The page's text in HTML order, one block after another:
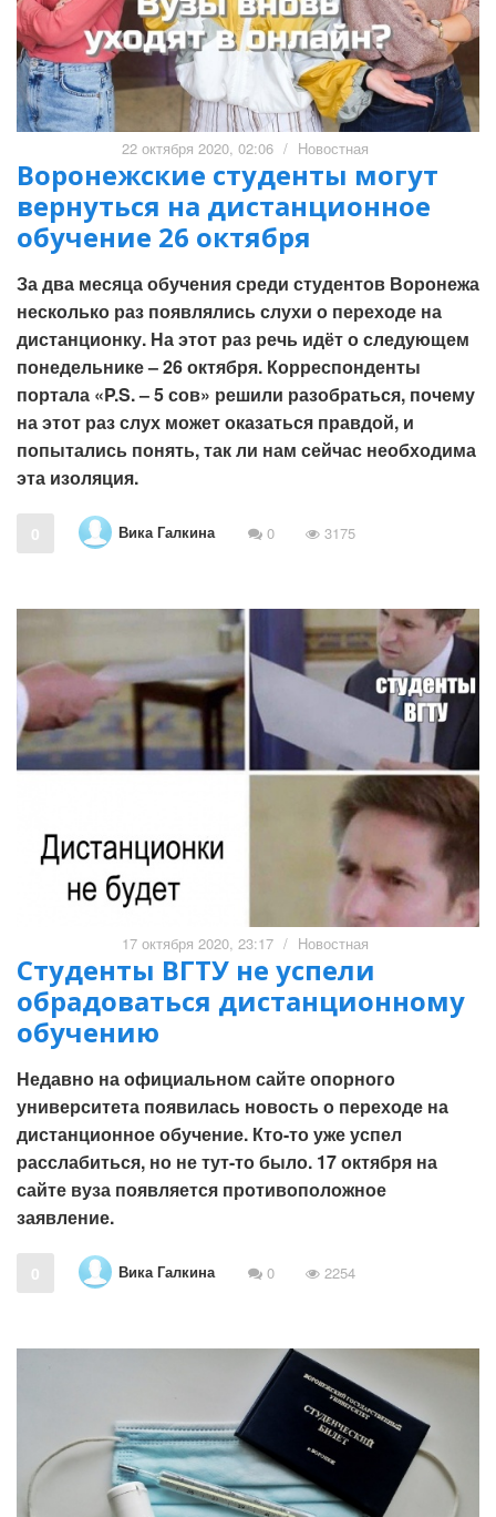
22 октября 2020, 02:06 / Новостная
Воронежские студенты могут
вернуться на дистанционное
обучение 26 октября
За два месяца обучения среди студентов Воронежа
несколько раз появлялись слухи о переходе на
дистанционку. На этот раз речь идёт о следующем
понедельнике – 26 октября. Корреспонденты
портала «P.S. – 5 сов» решили разобраться, почему
на этот раз слух может оказаться правдой, и
попытались понять, так ли нам сейчас необходима
эта изоляция.
0 Вика Галкина 0 3175
17 октября 2020, 23:17 / Новостная
Студенты ВГТУ не успели
обрадоваться дистанционному
обучению
Недавно на официальном сайте опорного
университета появилась новость о переходе на
дистанционное обучение. Кто-то уже успел
расслабиться, но не тут-то было. 17 октября на
сайте вуза появляется противоположное
заявление.
0 Вика Галкина 0 2254